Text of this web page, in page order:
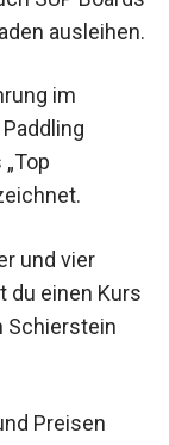
ausleihen.
im
und vier
du einen Kurs
Schierstein
Preisen